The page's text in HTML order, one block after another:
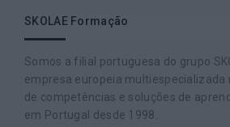
SKOLAE Formação
Somos a filial portuguesa do grupo
empresa europeia multiespecializada
de competências e soluções de
em Portugal desde 1998.